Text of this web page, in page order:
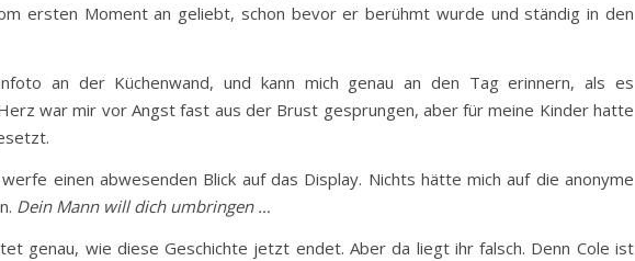
ersten Moment an geliebt, schon bevor er berühmt wurde und ständig in den
an der Küchenwand, und kann mich genau an den Tag erinnern, als es
war mir vor Angst fast aus der Brust gesprungen, aber für meine Kinder hatte
einen abwesenden Blick auf das Display. Nichts hätte mich auf die anonyme
Dein Mann will dich umbringen …
genau, wie diese Geschichte jetzt endet. Aber da liegt ihr falsch. Denn Cole ist